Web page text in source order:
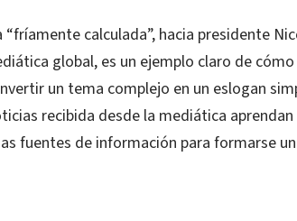
calculada”, hacia presidente
global, es un ejemplo claro de
un tema complejo en un eslogan
recibida desde la mediática
fuentes de información para formarse